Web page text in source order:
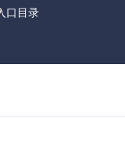
目录